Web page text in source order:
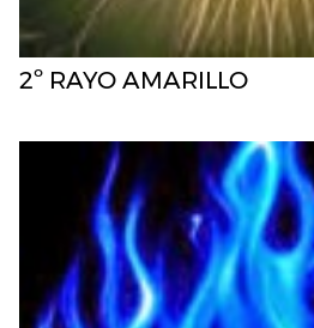
2º RAYO AMARILLO